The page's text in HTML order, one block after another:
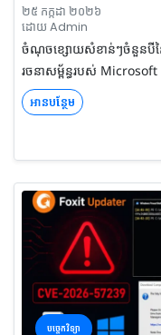
២៥ កក្កដា ២០២៦
ដោយ Admin
ចំណុចខ្សោយសំខាន់ៗចំនួនបីនៃក
រចនាសម្ព័ន្ធរបស់ Microsoft
អានបន្ថែម
បច្ចេកវិទ្យា